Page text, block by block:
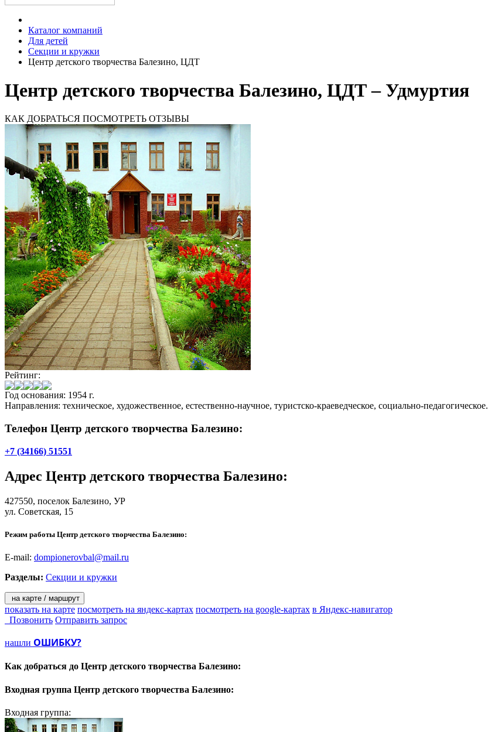
Каталог компаний
Для детей
Секции и кружки
Центр детского творчества Балезино, ЦДТ
Центр детского творчества Балезино, ЦДТ – Удмуртия
КАК ДОБРАТЬСЯ ПОСМОТРЕТЬ ОТЗЫВЫ
Рейтинг:
Год основания: 1954 г.
Направления: техническое, художественное, естественно-научное, туристско-краеведческое, социально-педагогическое.
Телефон Центр детского творчества Балезино:
+7 (34166) 51551
Адрес Центр детского творчества Балезино:
427550, поселок Балезино, УР
ул. Советская, 15
Режим работы Центр детского творчества Балезино:
E-mail: dompionerovbal@mail.ru
Разделы: Секции и кружки
на карте / маршрут
показать на карте посмотреть на яндекс-картах посмотреть на google-картах в Яндекс-навигатор
Позвонить Отправить запрос
нашли ОШИБКУ?
Как добраться до Центр детского творчества Балезино:
Входная группа Центр детского творчества Балезино:
Входная группа: